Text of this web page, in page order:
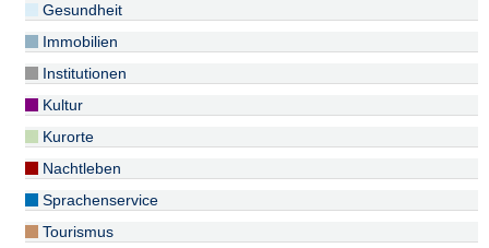
Gesundheit
Immobilien
Institutionen
Kultur
Kurorte
Nachtleben
Sprachenservice
Tourismus